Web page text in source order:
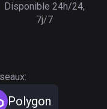
Disponible 24h/24,
7j/7
Polygon